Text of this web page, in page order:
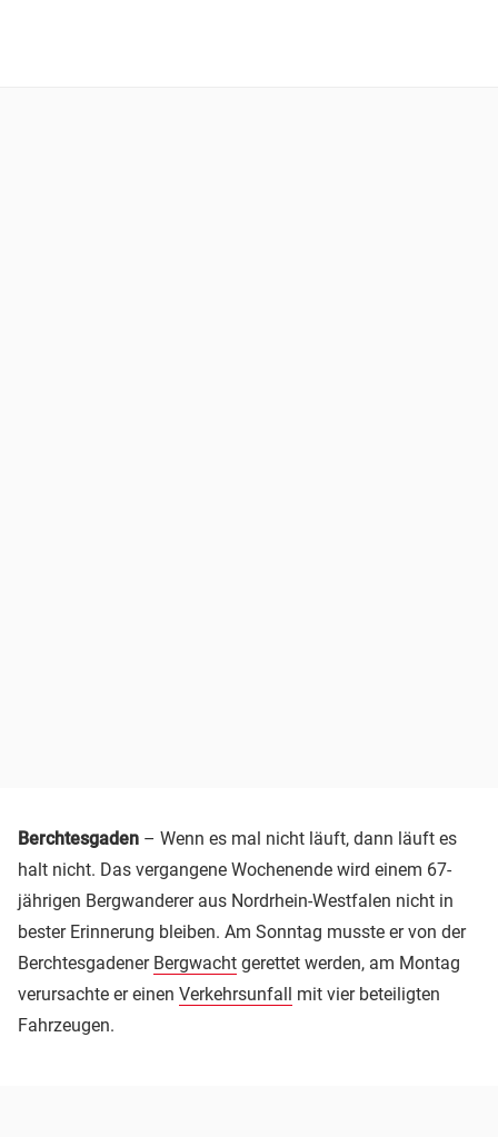
Berchtesgaden – Wenn es mal nicht läuft, dann läuft es
halt nicht. Das vergangene Wochenende wird einem 67-
jährigen Bergwanderer aus Nordrhein-Westfalen nicht in
bester Erinnerung bleiben. Am Sonntag musste er von der
Berchtesgadener Bergwacht gerettet werden, am Montag
verursachte er einen Verkehrsunfall mit vier beteiligten
Fahrzeugen.